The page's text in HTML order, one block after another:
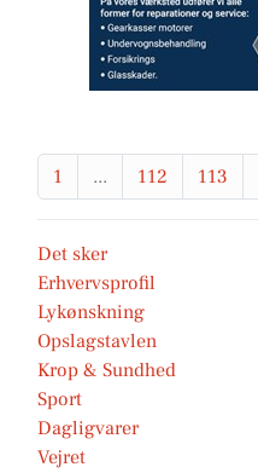
1 ... 112 113
Det sker
Erhvervsprofil
Lykønskning
Opslagstavlen
Krop & Sundhed
Sport
Dagligvarer
Vejret